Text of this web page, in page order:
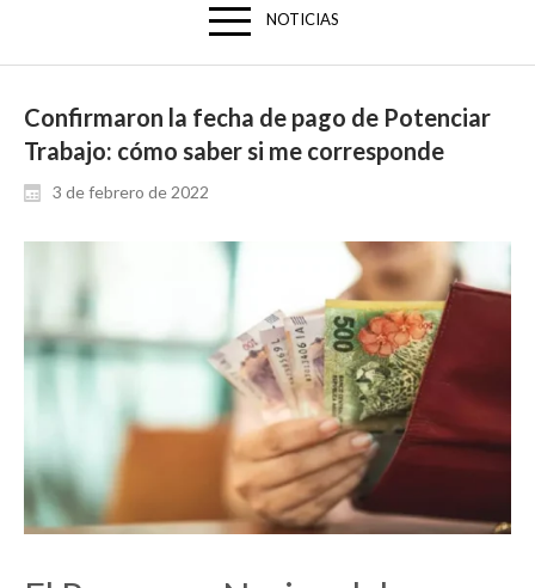
NOTICIAS
Confirmaron la fecha de pago de Potenciar
Trabajo: cómo saber si me corresponde
3 de febrero de 2022